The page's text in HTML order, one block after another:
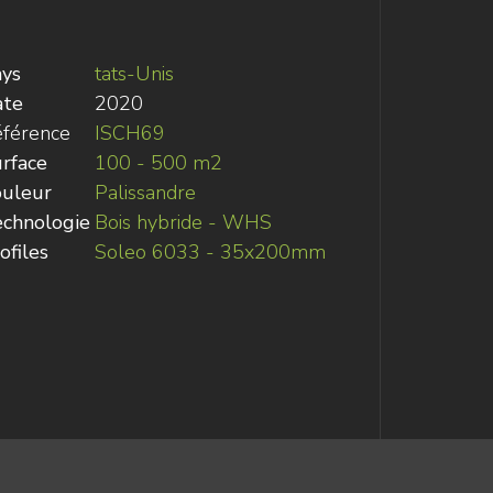
tats-Unis
2020
ISCH69
100 - 500 m2
Palissandre
Bois hybride - WHS
Soleo 6033 - 35x200mm